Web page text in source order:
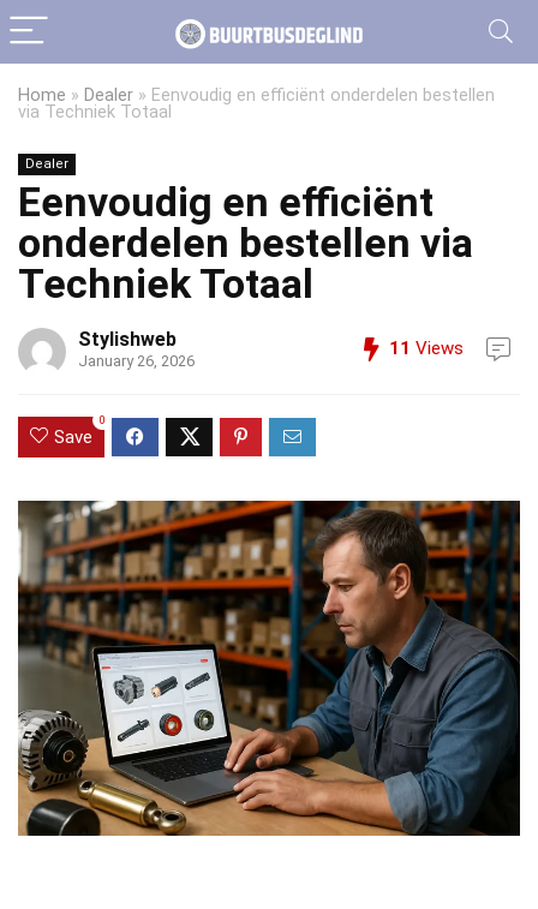
Home » Dealer » Eenvoudig en efficiënt onderdelen bestellen
via Techniek Totaal
Dealer
Eenvoudig en efficiënt
onderdelen bestellen via
Techniek Totaal
Stylishweb
January 26, 2026
11 Views
Save
0